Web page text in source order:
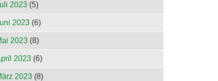
2023 (5)
2023 (6)
2023 (8)
2023 (6)
2023 (8)